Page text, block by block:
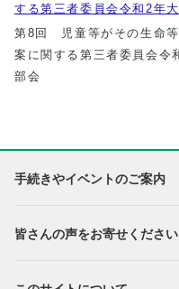
する第三者委員会令和2年
第8回 児童等がその生命
案に関する第三者委員会令
部会
手続きやイベントのご案内
皆さんの声をお寄せください